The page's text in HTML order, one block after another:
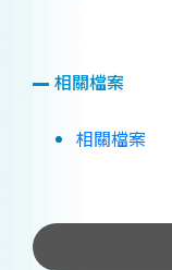
相關檔案
相關檔案